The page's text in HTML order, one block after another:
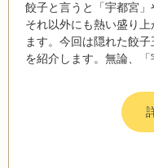
餃子と言うと「宇都宮
それ以外にも熱い盛り
ます。今回は隠れた餃
を紹介します。無論、